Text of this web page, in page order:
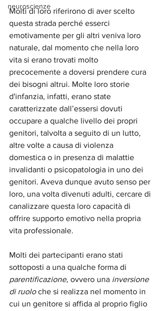
neuroscienze
Molti di loro riferirono di aver scelto
questa strada perché esserci
emotivamente per gli altri veniva loro
naturale, dal momento che nella loro
vita si erano trovati molto
precocemente a doversi prendere cura
dei bisogni altrui. Molte loro storie
d'infanzia, infatti, erano state
caratterizzate dall’essersi dovuti
occupare a qualche livello dei propri
genitori, talvolta a seguito di un lutto,
altre volte a causa di violenza
domestica o in presenza di malattie
invalidanti o psicopatologia in uno dei
genitori. Aveva dunque avuto senso per
loro, una volta divenuti adulti, cercare di
canalizzare questa loro capacità di
offrire supporto emotivo nella propria
vita professionale.
Molti dei partecipanti erano stati
sottoposti a una qualche forma di
parentificazione, ovvero una inversione
di ruolo che si realizza nel momento in
cui un genitore si affida al proprio figlio